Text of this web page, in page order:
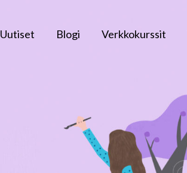
Uutiset Blogi Verkkokurssit